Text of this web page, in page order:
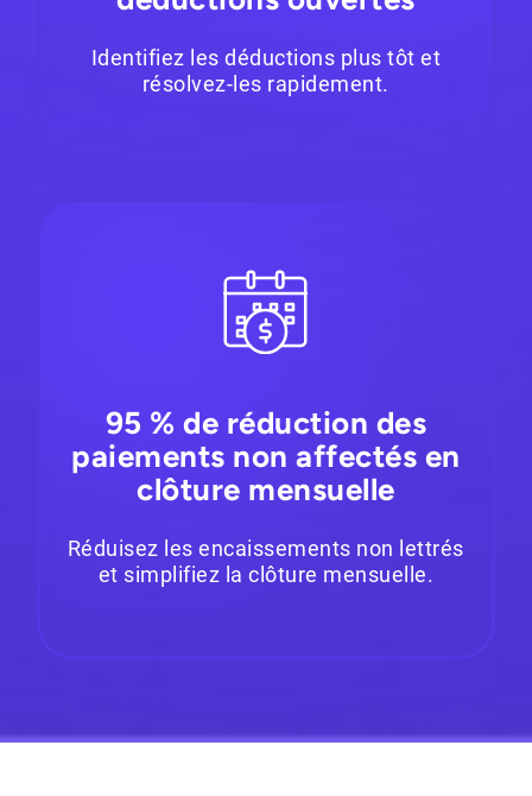
Identifiez les déductions plus tôt et
résolvez-les rapidement.
95 % de réduction des
paiements non affectés en
clôture mensuelle
Réduisez les encaissements non lettrés
et simplifiez la clôture mensuelle.